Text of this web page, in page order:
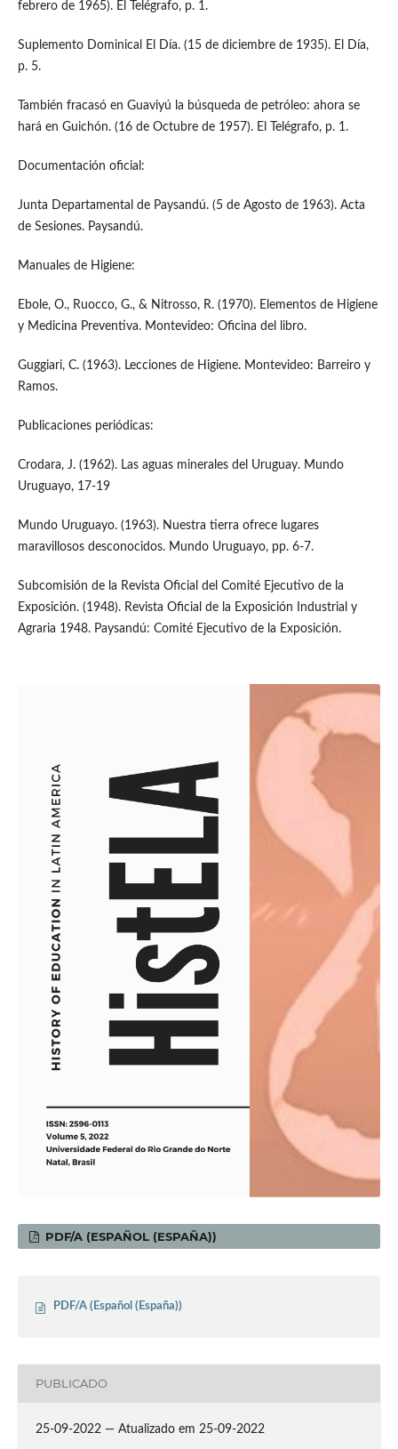
febrero de 1965). El Telégrafo, p. 1.
Suplemento Dominical El Día. (15 de diciembre de 1935). El Día,
p. 5.
También fracasó en Guaviyú la búsqueda de petróleo: ahora se
hará en Guichón. (16 de Octubre de 1957). El Telégrafo, p. 1.
Documentación oficial:
Junta Departamental de Paysandú. (5 de Agosto de 1963). Acta
de Sesiones. Paysandú.
Manuales de Higiene:
Ebole, O., Ruocco, G., & Nitrosso, R. (1970). Elementos de Higiene
y Medicina Preventiva. Montevideo: Oficina del libro.
Guggiari, C. (1963). Lecciones de Higiene. Montevideo: Barreiro y
Ramos.
Publicaciones periódicas:
Crodara, J. (1962). Las aguas minerales del Uruguay. Mundo
Uruguayo, 17-19
Mundo Uruguayo. (1963). Nuestra tierra ofrece lugares
maravillosos desconocidos. Mundo Uruguayo, pp. 6-7.
Subcomisión de la Revista Oficial del Comité Ejecutivo de la
Exposición. (1948). Revista Oficial de la Exposición Industrial y
Agraria 1948. Paysandú: Comité Ejecutivo de la Exposición.
PDF/A (ESPAÑOL (ESPAÑA))
PDF/A (Español (España))
PUBLICADO
25-09-2022 — Atualizado em 25-09-2022